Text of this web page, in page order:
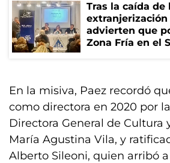
Tras la caída de
extranjerización
advierten que
Zona Fría en el
En la misiva, Paez recordó
como directora en 2020 por
Directora General de Cultura
María Agustina Vila, y
Alberto Sileoni, quien arribó